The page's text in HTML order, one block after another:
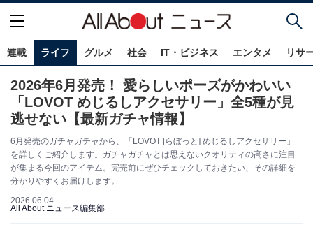
連載 ライフ グルメ 社会 IT・ビジネス エンタメ リサ
2026年6月発売！ 愛らしいポーズがかわいい
「LOVOT めじるしアクセサリー」全5種が見
逃せない【最新ガチャ情報】
6月発売のガチャガチャから、「LOVOT [らぼっと] めじるしアクセサリー」
を詳しくご紹介します。ガチャガチャとは思えないクオリティの高さに注目
が集まる今回のアイテム。完売前にぜひチェックしておきたい、その詳細を
分かりやすくお届けします。
2026.06.04
All About ニュース編集部